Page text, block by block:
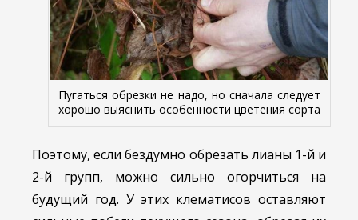
Пугаться обрезки не надо, но сначала следует
хорошо выяснить особенности цветения сорта
Поэтому, если бездумно обрезать лианы 1-й и
2-й групп, можно сильно огорчиться на
будущий год. У этих клематисов оставляют